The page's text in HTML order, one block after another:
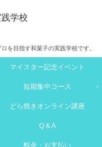
学校
を目指す和菓子の実践学校です。
マイスター記念イベント
短期集中コース
どら焼きオンライン講座
Q＆A
料金・お支払い